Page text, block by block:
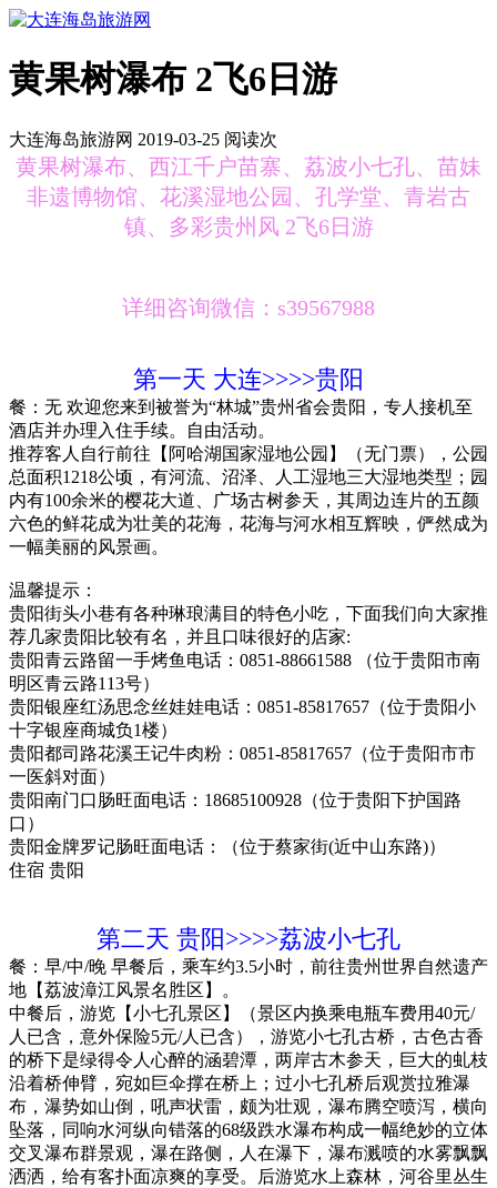
黄果树瀑布 2飞6日游
大连海岛旅游网 2019-03-25 阅读次
黄果树瀑布、西江千户苗寨、荔波小七孔、苗妹
非遗博物馆、花溪湿地公园、孔学堂、青岩古
镇、多彩贵州风 2飞6日游
详细咨询微信：s39567988
第一天 大连>>>>贵阳
餐：无 欢迎您来到被誉为“林城”贵州省会贵阳，专人接机至
酒店并办理入住手续。自由活动。
推荐客人自行前往【阿哈湖国家湿地公园】（无门票），公园
总面积1218公顷，有河流、沼泽、人工湿地三大湿地类型；园
内有100余米的樱花大道、广场古树参天，其周边连片的五颜
六色的鲜花成为壮美的花海，花海与河水相互辉映，俨然成为
一幅美丽的风景画。
温馨提示：
贵阳街头小巷有各种琳琅满目的特色小吃，下面我们向大家推
荐几家贵阳比较有名，并且口味很好的店家:
贵阳青云路留一手烤鱼电话：0851-88661588 （位于贵阳市南
明区青云路113号）
贵阳银座红汤思念丝娃娃电话：0851-85817657（位于贵阳小
十字银座商城负1楼）
贵阳都司路花溪王记牛肉粉：0851-85817657（位于贵阳市市
一医斜对面）
贵阳南门口肠旺面电话：18685100928（位于贵阳下护国路
口）
贵阳金牌罗记肠旺面电话：（位于蔡家街(近中山东路)）
住宿 贵阳
第二天 贵阳>>>>荔波小七孔
餐：早/中/晚 早餐后，乘车约3.5小时，前往贵州世界自然遗产
地【荔波漳江风景名胜区】。
中餐后，游览【小七孔景区】（景区内换乘电瓶车费用40元/
人已含，意外保险5元/人已含），游览小七孔古桥，古色古香
的桥下是绿得令人心醉的涵碧潭，两岸古木参天，巨大的虬枝
沿着桥伸臂，宛如巨伞撑在桥上；过小七孔桥后观赏拉雅瀑
布，瀑势如山倒，吼声状雷，颇为壮观，瀑布腾空喷泻，横向
坠落，同响水河纵向错落的68级跌水瀑布构成一幅绝妙的立体
交叉瀑布群景观，瀑在路侧，人在瀑下，瀑布溅喷的水雾飘飘
洒洒，给有客扑面凉爽的享受。后游览水上森林，河谷里丛生